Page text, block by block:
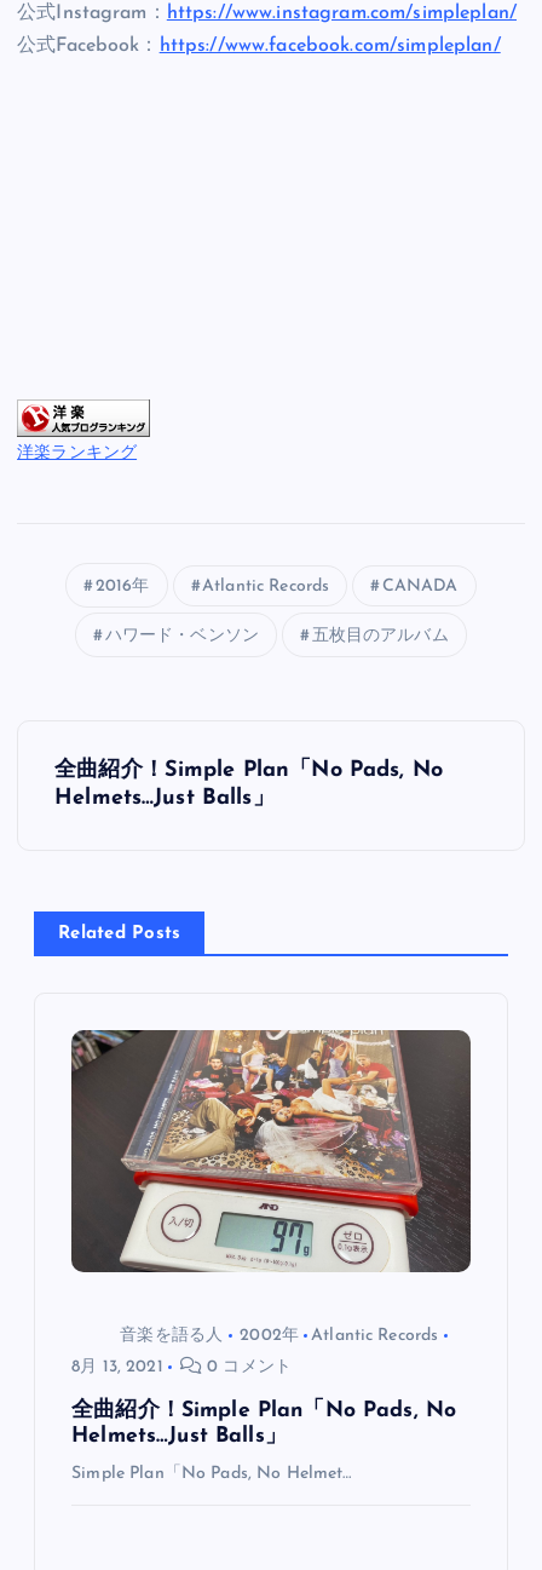
公式Instagram： https://www.instagram.com/simpleplan/
公式Facebook：
https://www.facebook.com/simpleplan/
洋楽ランキング
2016年 Atlantic Records CANADA
ハワード・ベンソン 五枚目のアルバム
投
稿
ビ
全曲紹介！Simple Plan「No Pads, No
Helmets…Just Balls」
Related Posts
音楽を語る人 2002年
Atlantic Records
8月 13, 2021
0 コメント
全曲紹介！Simple Plan「No Pads, No
Helmets…Just Balls」
Simple Plan「No Pads, No Helmet…